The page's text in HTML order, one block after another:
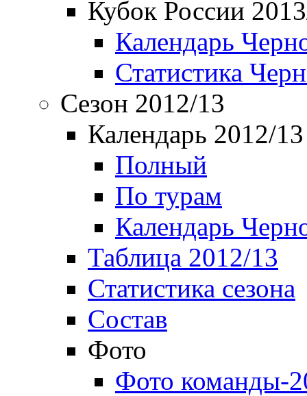
Кубок России
Календарь
Статистика
Сезон 2012/13
Календарь 2012/13
Полный
По турам
Календарь
Таблица 2012/13
Статистика сезона
Состав
Фото
Фото команды-